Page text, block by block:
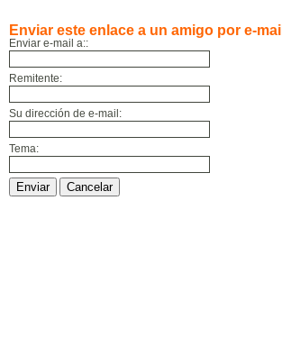
Enviar este enlace a un amigo por e-mail
Enviar e-mail a::
Remitente:
Su dirección de e-mail:
Tema:
Enviar Cancelar